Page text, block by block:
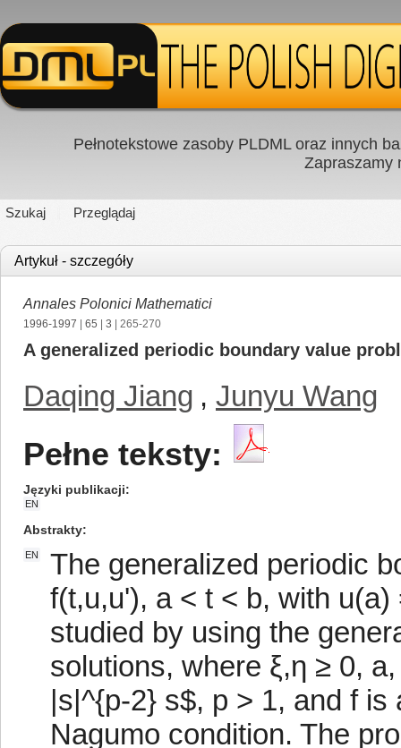
Pełnotekstowe zasoby PLDML oraz innych
Zapraszamy
Szukaj Przeglądaj
Artykuł - szczegóły
Annales Polonici Mathematici
1996-1997 65 3 | 265-270
A generalized periodic boundary value
Daqing Jiang , Junyu Wang
Pełne teksty:
Języki publikacji
EN
Abstrakty
EN
The generalized periodic
f(t,u,u'), a < t < b, with
studied by using the
solutions, where ξ,η ≥ 0,
|s|^{p-2} s$, p > 1, and f
Nagumo condition. The